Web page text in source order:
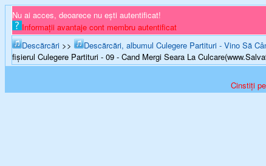
Nu ai acces, deoarece nu ești autentificat!
Informații avantaje cont membru autentificat
Descărcări >> Descărcări, albumul Culegere Partituri - Vino Să
fișierul Culegere Partituri - 09 - Cand Mergi Seara La
Cinstiți